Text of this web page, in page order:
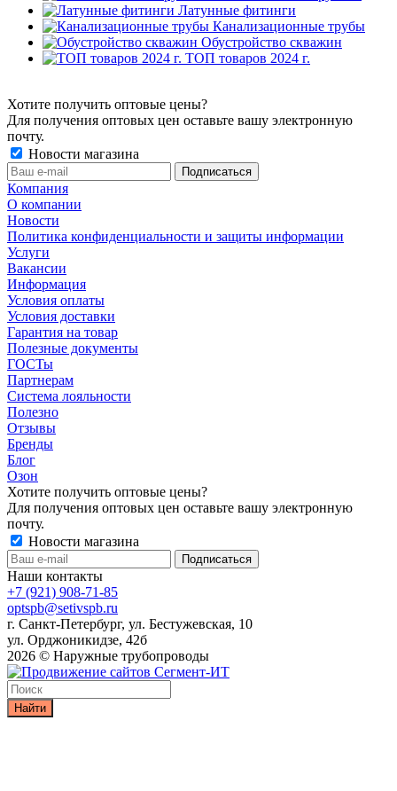
Латунные фитинги
Канализационные трубы
Обустройство скважин
ТОП товаров 2024 г.
Хотите получить оптовые цены?
Для получения оптовых цен оставьте вашу электронную
почту.
Новости магазина
Компания
О компании
Новости
Политика конфиденциальности и защиты информации
Услуги
Вакансии
Информация
Условия оплаты
Условия доставки
Гарантия на товар
Полезные документы
ГОСТы
Партнерам
Система лояльности
Полезно
Отзывы
Бренды
Блог
Озон
Хотите получить оптовые цены?
Для получения оптовых цен оставьте вашу электронную
почту.
Новости магазина
Наши контакты
+7 (921) 908-71-85
optspb@setivspb.ru
г. Санкт-Петербург, ул. Бестужевская, 10
ул. Орджоникидзе, 42б
2026 © Наружные трубопроводы
Найти